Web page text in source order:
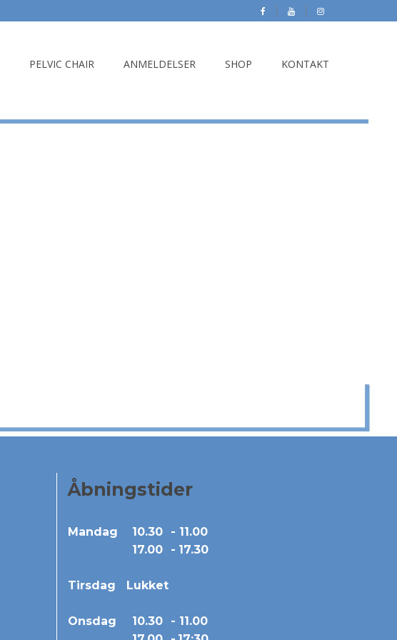
PELVIC CHAIR ANMELDELSER SHOP KONTAKT
Åbningstider
Mandag
10.30
17.00
-
-
11.00
17.30
Tirsdag Lukket
Onsdag
10.30
- 11.00